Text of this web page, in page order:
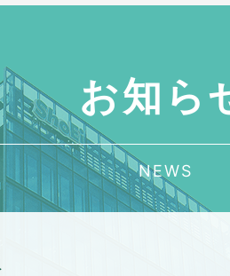
お知ら
NEWS